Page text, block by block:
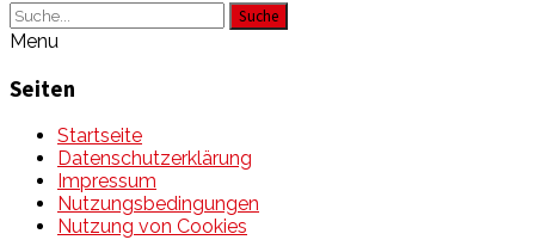
Suche
Menu
Seiten
Startseite
Datenschutzerklärung
Impressum
Nutzungsbedingungen
Nutzung von Cookies